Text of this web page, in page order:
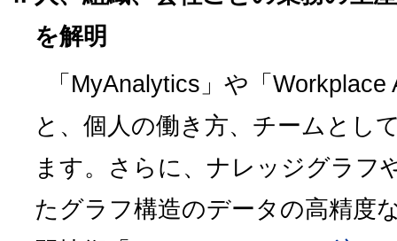
を解明
「MyAnalytics」や「
と、個人の働き方、チームとし
ます。さらに、ナレッジグラフ
たグラフ構造のデータの高精度